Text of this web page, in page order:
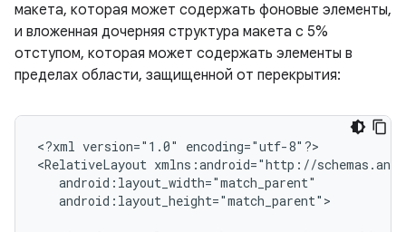
макета, которая может содержать фоновые элементы,
и вложенная дочерняя структура макета с 5%
отступом, которая может содержать элементы в
пределах области, защищенной от перекрытия:
<?xml version="1.0"
encoding="utf-8"?>
<RelativeLayout
android:layout_height="match_parent">